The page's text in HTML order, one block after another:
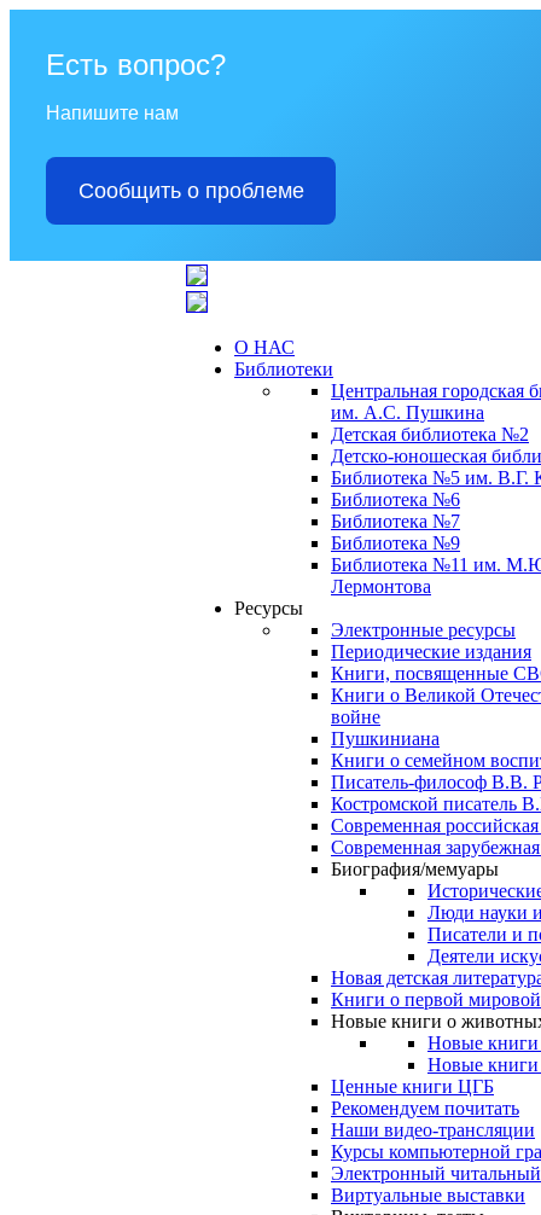
Есть вопрос?
Напишите нам
Сообщить о проблеме
О НАС
Библиотеки
Центральная городская
им. А.С. Пушкина
Детская библиотека №2
Детско-юношеская
Библиотека №5 им. В.Г.
Библиотека №6
Библиотека №7
Библиотека №9
Библиотека №11 им.
Лермонтова
Ресурсы
Электронные ресурсы
Периодические издания
Книги, посвященные
Книги о Великой
войне
Пушкиниана
Книги о семейном
Писатель-философ В.В.
Костромской писатель
Современная российская
Современная
Биография/мемуары
Люди науки
Писатели и
Деятели
Новая детская
Книги о первой
Новые книги о
Новые книги
Новые книги
Ценные книги ЦГБ
Рекомендуем почитать
Наши видео-трансляции
Курсы компьютерной
Электронный читальный
Виртуальные выставки